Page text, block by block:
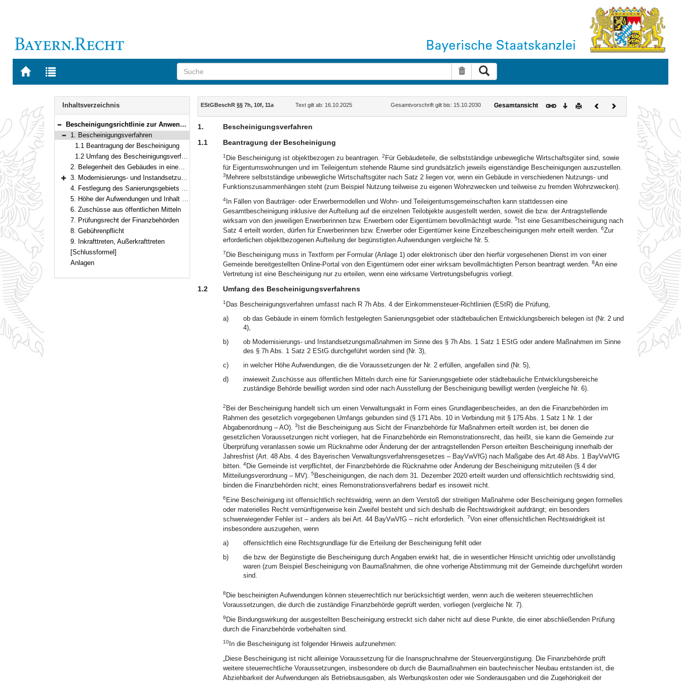
Zur
BAYERN.RECHT
Zur
letzten
Suche zurücksetzen
Navigation
Inhaltsverzeichnis
Bereich reduzieren
Bescheinigungsrichtlinie zur Anwendung der §§ 7h, 10f und 11a des Einkommensteuergesetzes
Bereich reduzieren
1. Bescheinigungsverfahren
1.1 Beantragung der Bescheinigung
1.2 Umfang des Bescheinigungsverfahrens
2. Belegenheit des Gebäudes in einem förmlich festgelegten Sanierungsgebiet oder städtebaulichen Entwicklungsbereich
Bereich erweitern
3. Modernisierungs- und Instandsetzungsmaßnahmen im Sinne des § 7h Abs. 1 Satz 1 EStG oder andere Maßnahmen im Sinne des § 7h Abs. 1 Satz 2 EStG
4. Festlegung des Sanierungsgebiets oder städtebaulichen Entwicklungsbereichs und Modernisierungs- oder Instandsetzungsverpflichtung vor Beginn der Baumaßnahme
5. Höhe der Aufwendungen und Inhalt der Bescheinigung
6. Zuschüsse aus öffentlichen Mitteln
7. Prüfungsrecht der Finanzbehörden
8. Gebührenpflicht
9. Inkrafttreten, Außerkrafttreten
[Schlussformel]
Anlagen
Inhalt
EStGBeschR §§ 7h, 10f, 11a Text gilt ab: 16.10.2025 Gesamtvorschrift gilt bis: 15.10.2030 Gesamtansicht Download
DruckenVorherigesNächstes
Dokument
1.
Bescheinigungsverfahren
1.1
Beantragung der Bescheinigung
1 Die Bescheinigung ist objektbezogen zu beantragen. 2 Für Gebäudeteile, die selbstständige unbewegliche Wirtschaftsgüter sind, sowie
für Eigentumswohnungen und im Teileigentum stehende Räume sind grundsätzlich jeweils eigenständige Bescheinigungen auszustellen.
3 Mehrere selbstständige unbewegliche Wirtschaftsgüter nach Satz 2 liegen vor, wenn ein Gebäude in verschiedenen Nutzungs- und
Funktionszusammenhängen steht (zum Beispiel Nutzung teilweise zu eigenen Wohnzwecken und teilweise zu fremden Wohnzwecken).
4In Fällen von Bauträger- oder Erwerbermodellen und Wohn- und Teileigentumsgemeinschaften kann stattdessen eine
Gesamtbescheinigung inklusive der Aufteilung auf die einzelnen Teilobjekte ausgestellt werden, soweit die bzw. der Antragstellende
wirksam von den jeweiligen Erwerberinnen bzw. Erwerbern oder Eigentümern bevollmächtigt wurde. 5 Ist eine Gesamtbescheinigung nach
Satz 4 erteilt worden, dürfen für Erwerberinnen bzw. Erwerber oder Eigentümer keine Einzelbescheinigungen mehr erteilt werden. 6Zur
erforderlichen objektbezogenen Aufteilung der begünstigten Aufwendungen vergleiche Nr. 5.
7 Die Bescheinigung muss in Textform per Formular (Anlage 1) oder elektronisch über den hierfür vorgesehenen Dienst im von einer
Gemeinde bereitgestellten Online-Portal von den Eigentümern oder einer wirksam bevollmächtigten Person beantragt werden. 8An eine
Vertretung ist eine Bescheinigung nur zu erteilen, wenn eine wirksame Vertretungsbefugnis vorliegt.
1.2 Umfang des Bescheinigungsverfahrens
1 Das Bescheinigungsverfahren umfasst nach R 7h Abs. 4 der Einkommensteuer-Richtlinien (EStR) die Prüfung,
a)
ob das Gebäude in einem förmlich festgelegten Sanierungsgebiet oder städtebaulichen Entwicklungsbereich belegen ist (Nr. 2 und
4),
b)
ob Modernisierungs- und Instandsetzungsmaßnahmen im Sinne des § 7h Abs. 1 Satz 1 EStG oder andere Maßnahmen im Sinne
des § 7h Abs. 1 Satz 2 EStG durchgeführt worden sind (Nr. 3),
c)
in welcher Höhe Aufwendungen, die die Voraussetzungen der Nr. 2 erfüllen, angefallen sind (Nr. 5),
d)
inwieweit Zuschüsse aus öffentlichen Mitteln durch eine für Sanierungsgebiete oder städtebauliche Entwicklungsbereiche
zuständige Behörde bewilligt worden sind oder nach Ausstellung der Bescheinigung bewilligt werden (vergleiche Nr. 6).
2 Bei der Bescheinigung handelt sich um einen Verwaltungsakt in Form eines Grundlagenbescheides, an den die Finanzbehörden im
Rahmen des gesetzlich vorgegebenen Umfangs gebunden sind (§ 171 Abs. 10 in Verbindung mit § 175 Abs. 1 Satz 1 Nr. 1 der
Abgabenordnung – AO). 3 Ist die Bescheinigung aus Sicht der Finanzbehörde für Maßnahmen erteilt worden ist, bei denen die
gesetzlichen Voraussetzungen nicht vorliegen, hat die Finanzbehörde ein Remonstrationsrecht, das heißt, sie kann die Gemeinde zur
Überprüfung veranlassen sowie um Rücknahme oder Änderung der der antragstellenden Person erteilten Bescheinigung innerhalb der
Jahresfrist (Art. 48 Abs. 4 des Bayerischen Verwaltungsverfahrensgesetzes – BayVwVfG) nach Maßgabe des Art.48 Abs. 1 BayVwVfG
bitten. 4Die Gemeinde ist verpflichtet, der Finanzbehörde die Rücknahme oder Änderung der Bescheinigung mitzuteilen (§ 4 der
Mitteilungsverordnung – MV). 5 Bescheinigungen, die nach dem 31. Dezember 2020 erteilt wurden und offensichtlich rechtswidrig sind,
binden die Finanzbehörden nicht; eines Remonstrationsverfahrens bedarf es insoweit nicht.
6 Eine Bescheinigung ist offensichtlich rechtswidrig, wenn an dem Verstoß der streitigen Maßnahme oder Bescheinigung gegen formelles
oder materielles Recht vernünftigerweise kein Zweifel besteht und sich deshalb die Rechtswidrigkeit aufdrängt; ein besonders
schwerwiegender Fehler ist – anders als bei Art. 44 BayVwVfG – nicht erforderlich. 7Von einer offensichtlichen Rechtswidrigkeit ist
insbesondere auszugehen, wenn
a)
offensichtlich eine Rechtsgrundlage für die Erteilung der Bescheinigung fehlt oder
b)
die bzw. der Begünstigte die Bescheinigung durch Angaben erwirkt hat, die in wesentlicher Hinsicht unrichtig oder unvollständig
waren (zum Beispiel Bescheinigung von Baumaßnahmen, die ohne vorherige Abstimmung mit der Gemeinde durchgeführt worden
sind.
8 Die bescheinigten Aufwendungen können steuerrechtlich nur berücksichtigt werden, wenn auch die weiteren steuerrechtlichen
Voraussetzungen, die durch die zuständige Finanzbehörde geprüft werden, vorliegen (vergleiche Nr. 7).
9 Die Bindungswirkung der ausgestellten Bescheinigung erstreckt sich daher nicht auf diese Punkte, die einer abschließenden Prüfung
durch die Finanzbehörde vorbehalten sind.
10In die Bescheinigung ist folgender Hinweis aufzunehmen:
„Diese Bescheinigung ist nicht alleinige Voraussetzung für die Inanspruchnahme der Steuervergünstigung. Die Finanzbehörde prüft
weitere steuerrechtliche Voraussetzungen, insbesondere ob durch die Baumaßnahmen ein bautechnischer Neubau entstanden ist, die
Abziehbarkeit der Aufwendungen als Betriebsausgaben, als Werbungskosten oder wie Sonderausgaben und die Zugehörigkeit der